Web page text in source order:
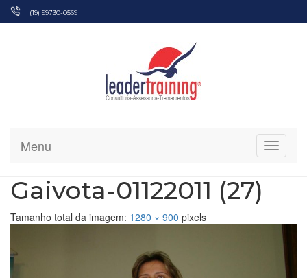
Pular
(19) 99730-0569
Menu
Gaivota-01122011 (27)
Tamanho total da imagem: 1280 × 900 pixels